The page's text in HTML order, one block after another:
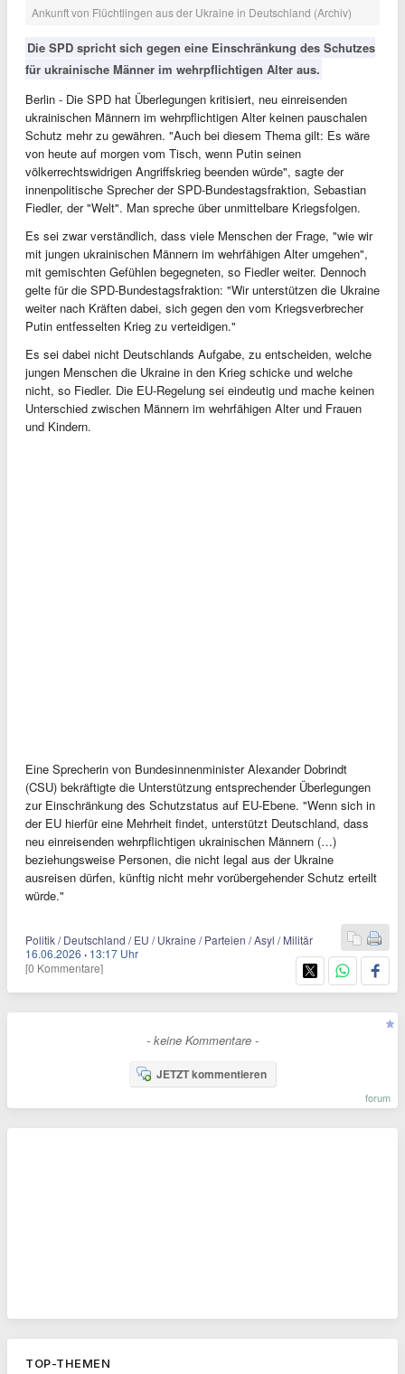
Ankunft von Flüchtlingen aus der Ukraine in Deutschland (Archiv)
Die SPD spricht sich gegen eine Einschränkung des Schutzes
für ukrainische Männer im wehrpflichtigen Alter aus.
Berlin - Die SPD hat Überlegungen kritisiert, neu einreisenden
ukrainischen Männern im wehrpflichtigen Alter keinen pauschalen
Schutz mehr zu gewähren. "Auch bei diesem Thema gilt: Es wäre
von heute auf morgen vom Tisch, wenn Putin seinen
völkerrechtswidrigen Angriffskrieg beenden würde", sagte der
innenpolitische Sprecher der SPD-Bundestagsfraktion, Sebastian
Fiedler, der "Welt". Man spreche über unmittelbare Kriegsfolgen.
Es sei zwar verständlich, dass viele Menschen der Frage, "wie wir
mit jungen ukrainischen Männern im wehrfähigen Alter umgehen",
mit gemischten Gefühlen begegneten, so Fiedler weiter. Dennoch
gelte für die SPD-Bundestagsfraktion: "Wir unterstützen die Ukraine
weiter nach Kräften dabei, sich gegen den vom Kriegsverbrecher
Putin entfesselten Krieg zu verteidigen."
Es sei dabei nicht Deutschlands Aufgabe, zu entscheiden, welche
jungen Menschen die Ukraine in den Krieg schicke und welche
nicht, so Fiedler. Die EU-Regelung sei eindeutig und mache keinen
Unterschied zwischen Männern im wehrfähigen Alter und Frauen
und Kindern.
Eine Sprecherin von Bundesinnenminister Alexander Dobrindt
(CSU) bekräftigte die Unterstützung entsprechender Überlegungen
zur Einschränkung des Schutzstatus auf EU-Ebene. "Wenn sich in
der EU hierfür eine Mehrheit findet, unterstützt Deutschland, dass
neu einreisenden wehrpflichtigen ukrainischen Männern (…)
beziehungsweise Personen, die nicht legal aus der Ukraine
ausreisen dürfen, künftig nicht mehr vorübergehender Schutz erteilt
würde."
Politik / Deutschland / EU / Ukraine / Parteien / Asyl / Militär
16.06.2026 · 13:17 Uhr
[0 Kommentare]
- keine Kommentare -
JETZT kommentieren
forum
TOP-THEMEN